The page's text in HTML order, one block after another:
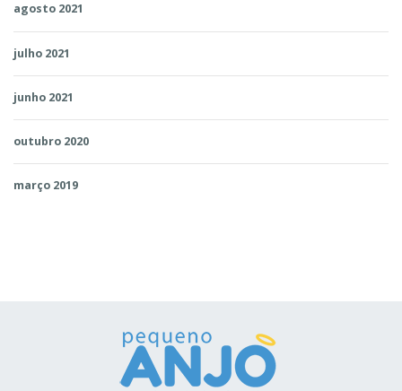
agosto 2021
julho 2021
junho 2021
outubro 2020
março 2019